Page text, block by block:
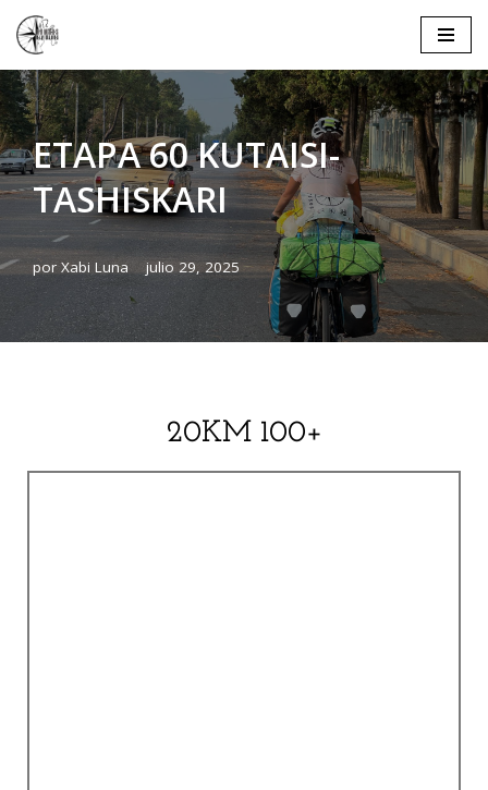
Saltar
al
contenido
ETAPA 60 KUTAISI-
TASHISKARI
por Xabi Luna julio 29, 2025
20KM 100+